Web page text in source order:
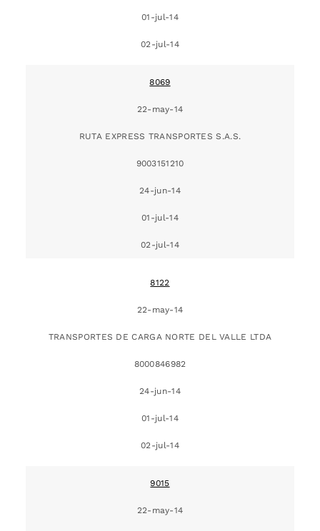
01-jul-14
02-jul-14
8069
22-may-14
RUTA EXPRESS TRANSPORTES S.A.S.
9003151210
24-jun-14
01-jul-14
02-jul-14
8122
22-may-14
TRANSPORTES DE CARGA NORTE DEL VALLE LTDA
8000846982
24-jun-14
01-jul-14
02-jul-14
9015
22-may-14